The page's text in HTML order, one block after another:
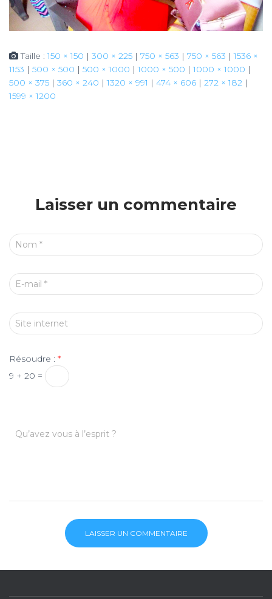
Taille :150 × 150 | 300 × 225 | 750 × 563 | 750 × 563 | 1536 ×
1153 | 500 × 500 | 500 × 1000 | 1000 × 500 | 1000 × 1000 |
500 × 375 | 360 × 240 | 1320 × 991 | 474 × 606 | 272 × 182 |
1599 × 1200
Laisser un commentaire
Nom *
E-mail *
Site internet
Résoudre : *
9 + 20 =
Qu’avez vous à l’esprit ?